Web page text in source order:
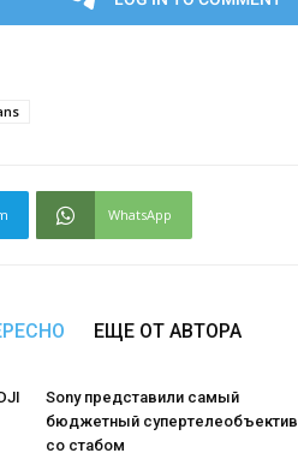
WhatsApp
ЕЩЕ ОТ АВТОРА
Sony представили самый
бюджетный супертелеобъектив
со стабом